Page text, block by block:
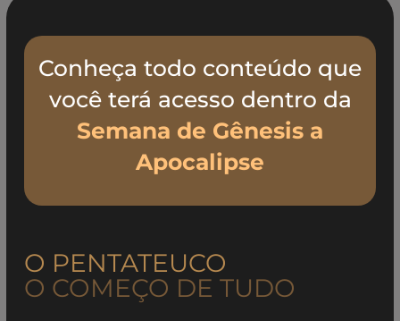
Conheça todo conteúdo que
você terá acesso dentro da
Semana de Gênesis a
Apocalipse
O PENTATEUCO
O COMEÇO DE TUDO